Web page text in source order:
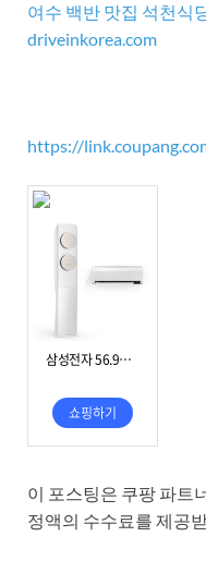
여수 백반 맛집 석천식
driveinkorea.com
https://
이 포스팅은 쿠팡 파트
정액의 수수료를 제공